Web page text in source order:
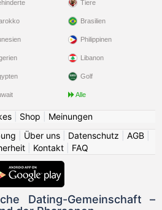
Tiere
Brasilien
Philippinen
Libanon
Golf
Alle
| Shop
Meinungen
Über uns Datenschutz AGB
Kontakt FAQ
Dating-Gemeinschaft –